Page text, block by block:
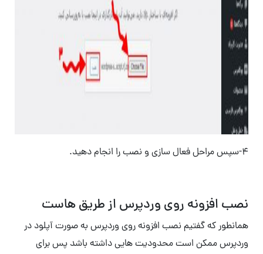
۴-سپس مراحل فعال سازی و نصب را انجام دهید.
نصب افزونه روی وردپرس از طریق هاست
همانطور که گفتیم نصب افزونه روی وردپرس به صورت آپلود در
وردپرس ممکن است محدودیت هایی داشته باشد پس برای